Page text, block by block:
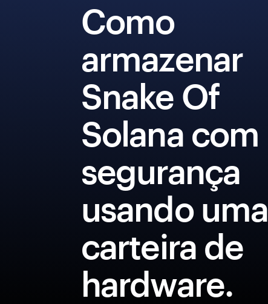
Como
armazenar
Snake Of
Solana com
segurança
usando uma
carteira de
hardware.